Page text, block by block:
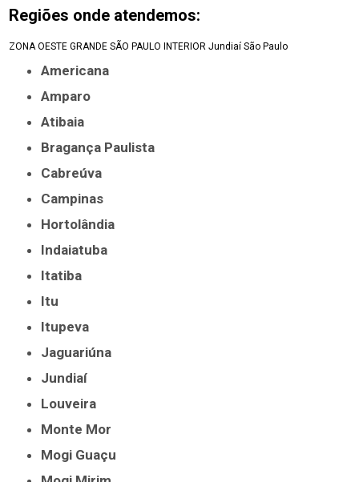
Regiões onde atendemos:
ZONA OESTE GRANDE SÃO PAULO INTERIOR Jundiaí São Paulo
Americana
Amparo
Atibaia
Bragança Paulista
Cabreúva
Campinas
Hortolândia
Indaiatuba
Itatiba
Itu
Itupeva
Jaguariúna
Jundiaí
Louveira
Monte Mor
Mogi Guaçu